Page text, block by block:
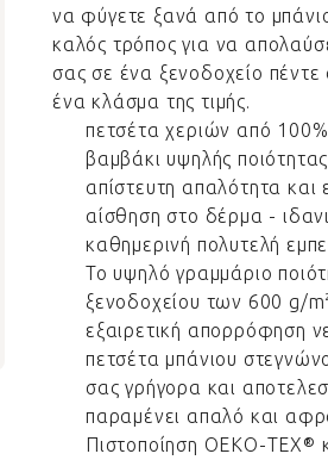
να φύγετε ξανά από το
καλός τρόπος για να
σας σε ένα ξενοδοχείο
ένα κλάσμα της τιμής.
πετσέτα χεριών από
βαμβάκι υψηλής
απίστευτη απαλότητα και
αίσθηση στο δέρμα -
καθημερινή πολυτελή
Το υψηλό γραμμάριο
ξενοδοχείου των 600 g/
εξαιρετική απορρόφηση
πετσέτα μπάνιου
σας γρήγορα και
παραμένει απαλό και
Πιστοποίηση OEKO-TEX®